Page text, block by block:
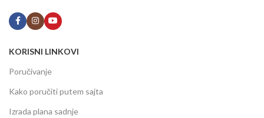
KORISNI LINKOVI
Poručivanje
Kako poručiti putem sajta
Izrada plana sadnje